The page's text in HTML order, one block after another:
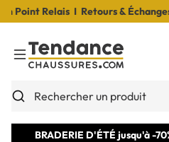
Relais I Retours &
Toggle Menu
Rechercher un produit
BRADERIE D'ÉTÉ jusqu'à -